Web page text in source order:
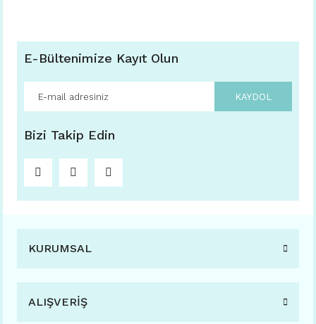
E-Bültenimize Kayıt Olun
KAYDOL
Bizi Takip Edin
KURUMSAL
ALIŞVERİŞ